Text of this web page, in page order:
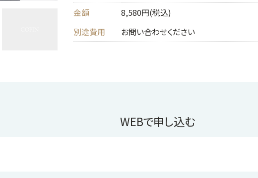
金額
8,580円(税込)
別途費用
お問い合わせください
WEBで申し込む